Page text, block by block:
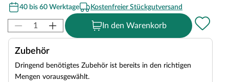
40 bis 60 Werktage
Kostenfreier Stückgutversand
In den Warenkorb
Zubehör
Dringend benötigtes Zubehör ist bereits in den richtigen
Mengen vorausgewählt.